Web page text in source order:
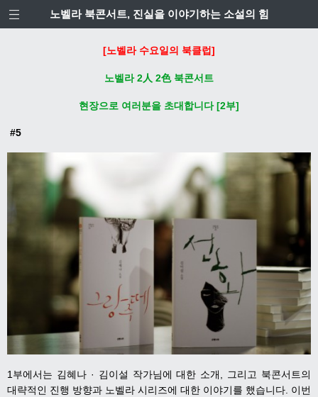
노벨라 북콘서트, 진실을 이야기하는 소설의 힘
[노벨라 수요일의 북클럽]
노벨라2人 2色 북콘서트
현장으로 여러분을 초대합니다[2부]
#5
1부에서는 김혜나 · 김이설 작가님에 대한 소개, 그리고 북콘서트의
대략적인 진행 방향과 노벨라 시리즈에 대한 이야기를 했습니다. 이번